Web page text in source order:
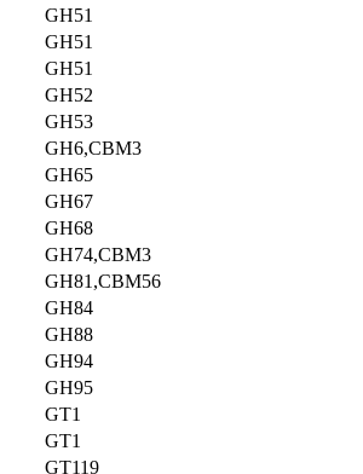
GH51
GH51
GH51
GH52
GH53
GH6,CBM3
GH65
GH67
GH68
GH74,CBM3
GH81,CBM56
GH84
GH88
GH94
GH95
GT1
GT1
GT119